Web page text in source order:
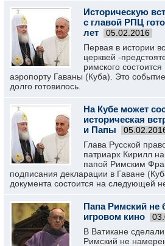
Историческую
с главой РПЦ
лет
05.02.2016
Первая в истории
церквей -
римского
аэропорту Гаваны (Куба). Это
долго готовилось.
На Кубе может
историческая
и Папы
Глава Русской
патриарх Кирилл
папой Римским
подписания декларации в Гаване
документа состоится на следующей
Папа Римский не
игровом кино
В Ватикане
Римский не